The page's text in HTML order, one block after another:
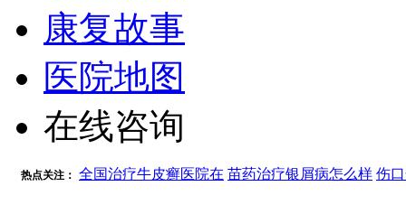
康复故事
医院地图
在线咨询
热点关注： 全国治疗牛皮癣医院在 苗药治疗银屑病怎么样 伤